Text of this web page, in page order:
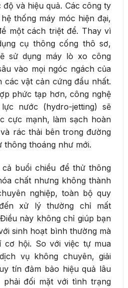
và hiệu quả. Các công ty
thống máy móc hiện đại,
một cách triệt để. Thay vì
cụ thông cống thô sơ,
sử dụng máy lò xo công
vào mọi ngóc ngách của
các vật cản cứng đầu nhất.
phức tạp hơn, công nghệ
nước (hydro-jetting) sẽ
cực mạnh, làm sạch hoàn
rác thải bên trong đường
thông thoáng như mới.
buổi chiều để thử thông
chất nhưng không thành
nghiệp, toàn bộ quy
xử lý thường chỉ mất
này không chỉ giúp bạn
sinh hoạt bình thường mà
cơ hội. So với việc tự mua
vụ không chuyên, giải
tín đảm bảo hiệu quả lâu
phải đối mặt với tình trạng